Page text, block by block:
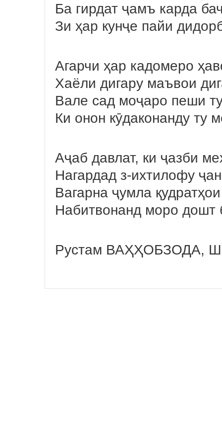
Ба гирдат ҷамъ карда
Зи ҳар кунҷе пайи
Агарчи ҳар кадомеро
Хаёли дигару маъвои
Вале сад моҷаро пеши ту
Ки онон кӯдаконанду ту
Аҷаб давлат, ки ҷазби
Нагардад з-ихтилофу
Вагарна ҷумла
Набитвонанд моро дошт
Рустам ВАҲҲОБЗОДА,